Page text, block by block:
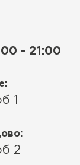
- 21:00
1
2